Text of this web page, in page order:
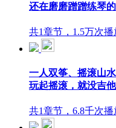
还在磨磨蹭蹭练琴
共1章节，1.5万次播
一人双筝、摇滚山
玩起摇滚，就没吉
共1章节，6.8千次播